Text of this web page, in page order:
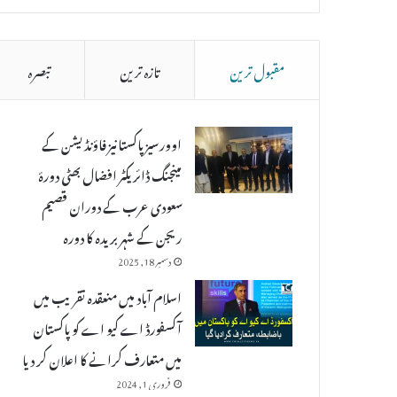
مقبول ترین تازہ ترین تبصرہ
اوورسیز پاکستانیز فاؤنڈیشن کے
مینجنگ ڈائریکٹر افضال بھٹی دورۂ
سعودی عرب کے دوران قصیم
ریجن کے شہر بریدہ کا دورہ
دسمبر 18, 2025
اسلام آباد میں منعقدہ تقریب میں
آکسفورڈ اے کیو اے کو پاکستان
میں متعارف کرانے کا اعلان کر دیا
فروری 1, 2024